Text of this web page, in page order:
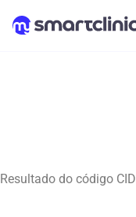
Resultado do código CID